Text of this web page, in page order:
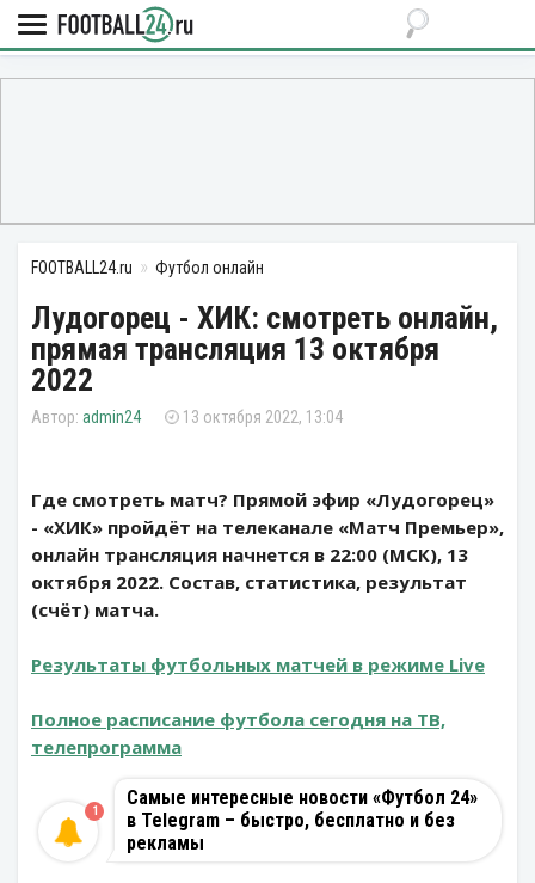
FOOTBALL24.ru Футбол онлайн
Лудогорец - ХИК: смотреть онлайн,
прямая трансляция 13 октября
2022
admin24 13 октября 2022, 13:04
Где смотреть матч? Прямой эфир «Лудогорец»
- «ХИК» пройдёт на телеканале «Матч Премьер»,
онлайн трансляция начнется в 22:00 (МСК), 13
октября 2022. Состав, статистика, результат
(счёт) матча.
Результаты футбольных матчей в режиме Live
Полное расписание футбола сегодня на ТВ,
телепрограмма
Самые интересные новости «Футбол 24»
в Telegram – быстро, бесплатно и без
рекламы
1